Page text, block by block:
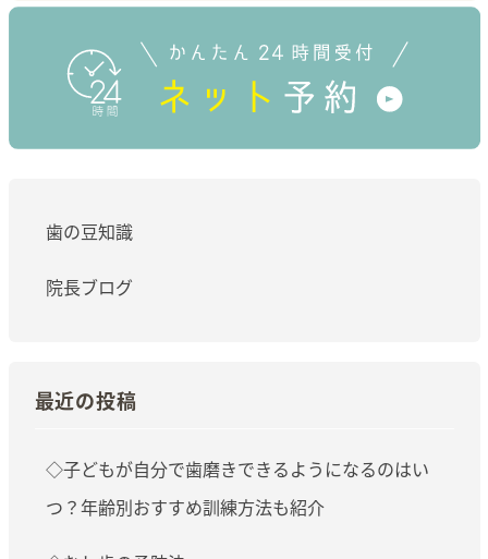
歯の豆知識
院長ブログ
最近の投稿
◇子どもが自分で歯磨きできるようになるのはい
つ？年齢別おすすめ訓練方法も紹介